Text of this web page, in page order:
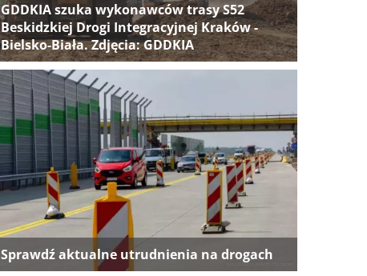
GDDKIA szuka wykonawców trasy S52
Beskidzkiej Drogi Integracyjnej Kraków -
Bielsko-Biała. Zdjęcia: GDDKIA
Sprawdź aktualne utrudnienia na drogach